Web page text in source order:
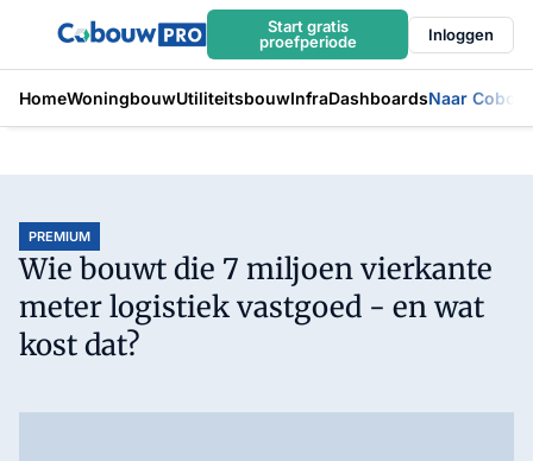
Start gratis
proefperiode
Inloggen
HomeWoningbouwUtiliteitsbouwInfraDashboardsNaar
PREMIUM
Wie bouwt die 7 miljoen vierkante
meter logistiek vastgoed - en wat
kost dat?